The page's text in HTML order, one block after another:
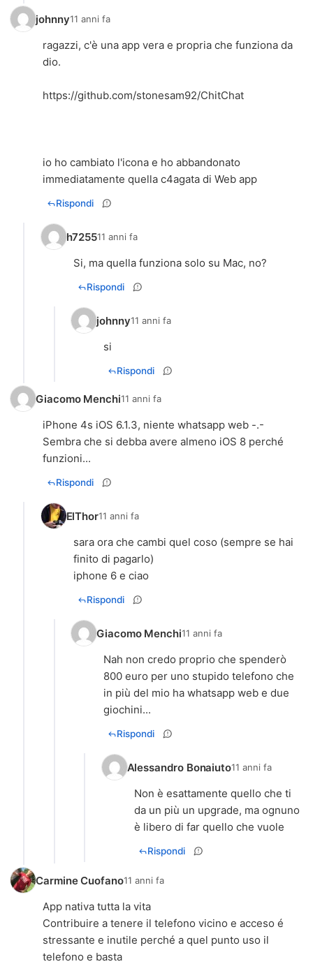
johnny11 anni fa
ragazzi, c'è una app vera e propria che funziona da
dio.
https://github.com/stonesam92/ChitChat
io ho cambiato l'icona e ho abbandonato
immediatamente quella c4agata di Web app
Rispondi
h725511 anni fa
Si, ma quella funziona solo su Mac, no?
Rispondi
johnny11 anni fa
si
Rispondi
Giacomo Menchi11 anni fa
iPhone 4s iOS 6.1.3, niente whatsapp web -.-
Sembra che si debba avere almeno iOS 8 perché
funzioni...
Rispondi
ElThor11 anni fa
sara ora che cambi quel coso (sempre se hai
finito di pagarlo)
iphone 6 e ciao
Rispondi
Giacomo Menchi11 anni fa
Nah non credo proprio che spenderò
800 euro per uno stupido telefono che
in più del mio ha whatsapp web e due
giochini...
Rispondi
Alessandro Bonaiuto11 anni fa
Non è esattamente quello che ti
da un più un upgrade, ma ognuno
è libero di far quello che vuole
Rispondi
Carmine Cuofano11 anni fa
App nativa tutta la vita
Contribuire a tenere il telefono vicino e acceso é
stressante e inutile perché a quel punto uso il
telefono e basta